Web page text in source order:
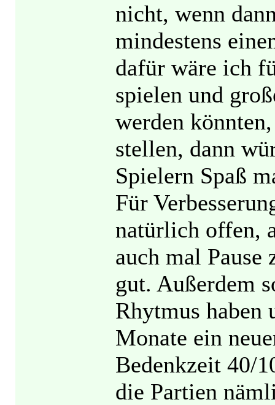
nicht, wenn
mindestens
dafür wäre ich
spielen und
werden
stellen, dann
Spielern Spaß
Für
natürlich offen,
auch mal Pause
gut. Außerdem
Rhytmus haben
Monate ein
Bedenkzeit 40/
die Partien